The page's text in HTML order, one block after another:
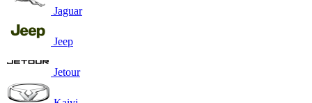
Jaguar
Jeep
Jetour